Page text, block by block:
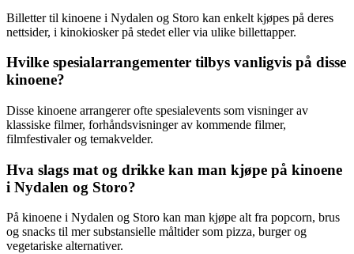
Billetter til kinoene i Nydalen og Storo kan enkelt kjøpes på deres
nettsider, i kinokiosker på stedet eller via ulike billettapper.
Hvilke spesialarrangementer tilbys vanligvis på disse
kinoene?
Disse kinoene arrangerer ofte spesialevents som visninger av
klassiske filmer, forhåndsvisninger av kommende filmer,
filmfestivaler og temakvelder.
Hva slags mat og drikke kan man kjøpe på kinoene
i Nydalen og Storo?
På kinoene i Nydalen og Storo kan man kjøpe alt fra popcorn, brus
og snacks til mer substansielle måltider som pizza, burger og
vegetariske alternativer.